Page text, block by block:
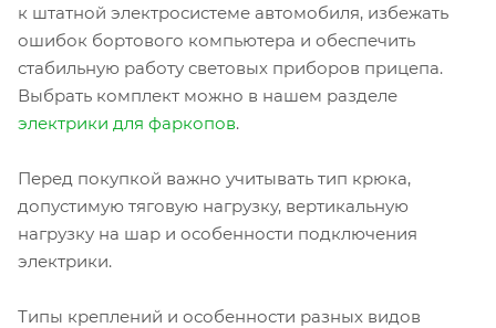
к штатной электросистеме автомобиля, избежать
ошибок бортового компьютера и обеспечить
стабильную работу световых приборов прицепа.
Выбрать комплект можно в нашем разделе
электрики для фаркопов.
Перед покупкой важно учитывать тип крюка,
допустимую тяговую нагрузку, вертикальную
нагрузку на шар и особенности подключения
электрики.
Типы креплений и особенности разных видов